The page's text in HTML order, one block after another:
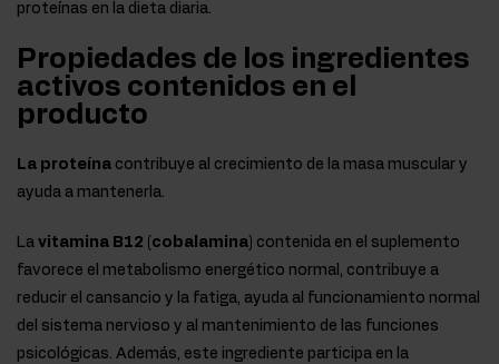
proteínas en la dieta diaria.
Propiedades de los ingredientes
activos contenidos en el
producto
La proteína contribuye al crecimiento de la masa muscular y
ayuda a mantenerla.
La vitamina B12 (cobalamina) contenida en el suplemento
favorece el metabolismo energético normal, contribuye a
reducir el cansancio y la fatiga, ayuda al funcionamiento normal
del sistema nervioso y al mantenimiento de las funciones
psicológicas. Además, este ingrediente participa en la